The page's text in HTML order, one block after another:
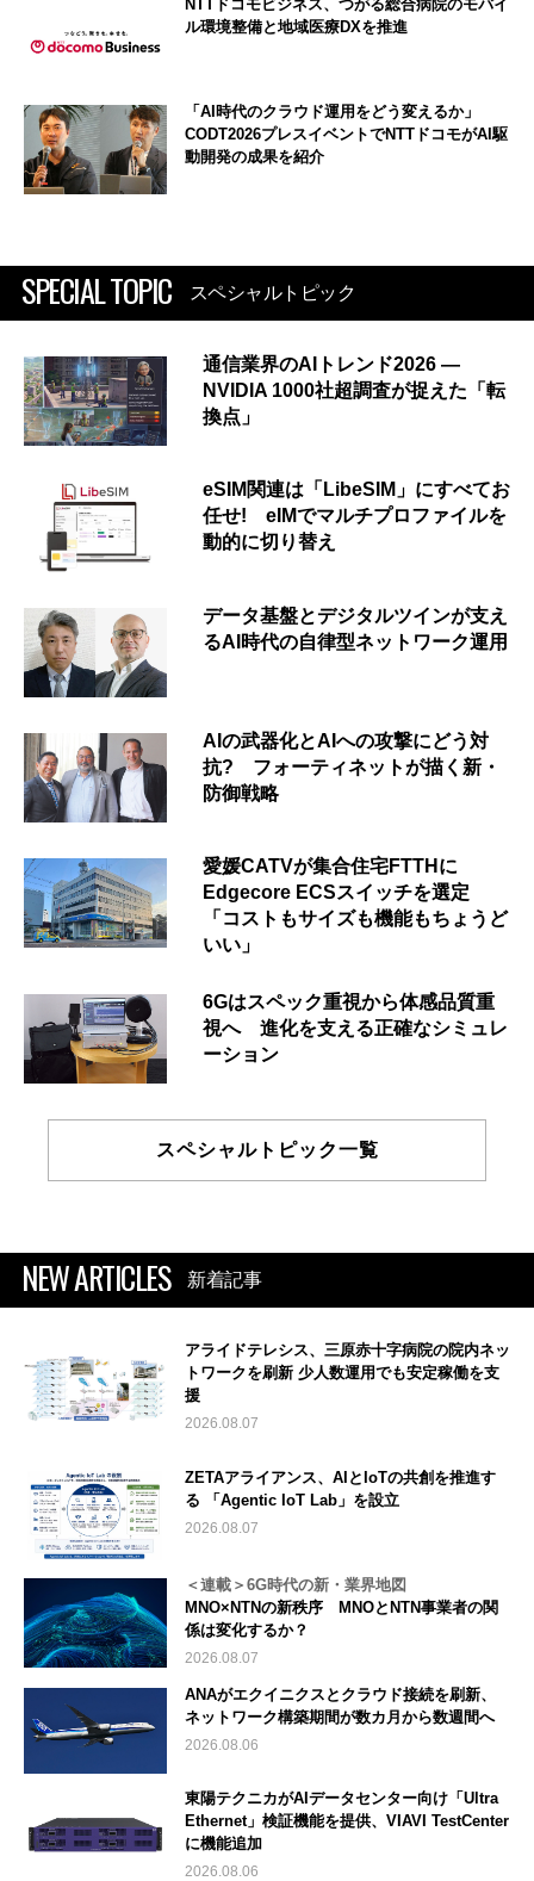
NTTドコモビジネス、つがる総合病院のモバイ
ル環境整備と地域医療DXを推進
「AI時代のクラウド運用をどう変えるか」
CODT2026プレスイベントでNTTドコモがAI駆
動開発の成果を紹介
SPECIAL TOPIC スペシャルトピック
通信業界のAIトレンド2026 ―
NVIDIA 1000社超調査が捉えた「転
換点」
eSIM関連は「LibeSIM」にすべてお
任せ! eIMでマルチプロファイルを
動的に切り替え
データ基盤とデジタルツインが支え
るAI時代の自律型ネットワーク運用
AIの武器化とAIへの攻撃にどう対
抗? フォーティネットが描く新・
防御戦略
愛媛CATVが集合住宅FTTHに
Edgecore ECSスイッチを選定
「コストもサイズも機能もちょうど
いい」
6Gはスペック重視から体感品質重
視へ 進化を支える正確なシミュレ
ーション
スペシャルトピック一覧
NEW ARTICLES 新着記事
アライドテレシス、三原赤十字病院の院内ネッ
トワークを刷新 少人数運用でも安定稼働を支
援
2026.08.07
ZETAアライアンス、AIとIoTの共創を推進す
る 「Agentic IoT Lab」を設立
2026.08.07
＜連載＞6G時代の新・業界地図
MNO×NTNの新秩序 MNOとNTN事業者の関
係は変化するか？
2026.08.07
ANAがエクイニクスとクラウド接続を刷新、
ネットワーク構築期間が数カ月から数週間へ
2026.08.06
東陽テクニカがAIデータセンター向け「Ultra
Ethernet」検証機能を提供、VIAVI TestCenter
に機能追加
2026.08.06